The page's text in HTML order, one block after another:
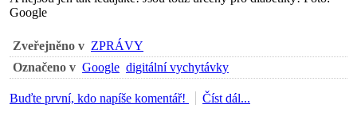
Google
Zveřejněno v ZPRÁVY
Označeno v Google digitální vychytávky
Buďte první, kdo napíše komentář! Číst dál...